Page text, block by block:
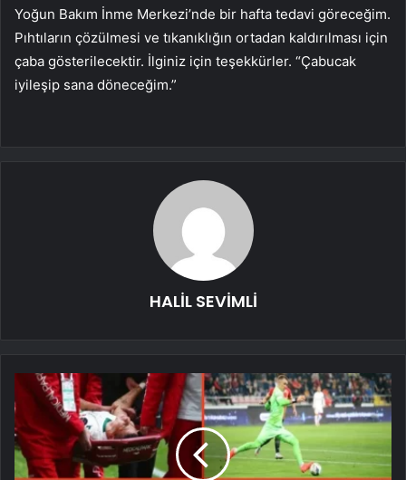
Yoğun Bakım İnme Merkezi’nde bir hafta tedavi göreceğim.
Pıhtıların çözülmesi ve tıkanıklığın ortadan kaldırılması için
çaba gösterilecektir. İlginiz için teşekkürler. “Çabucak
iyileşip sana döneceğim.”
HALİL SEVİMLİ